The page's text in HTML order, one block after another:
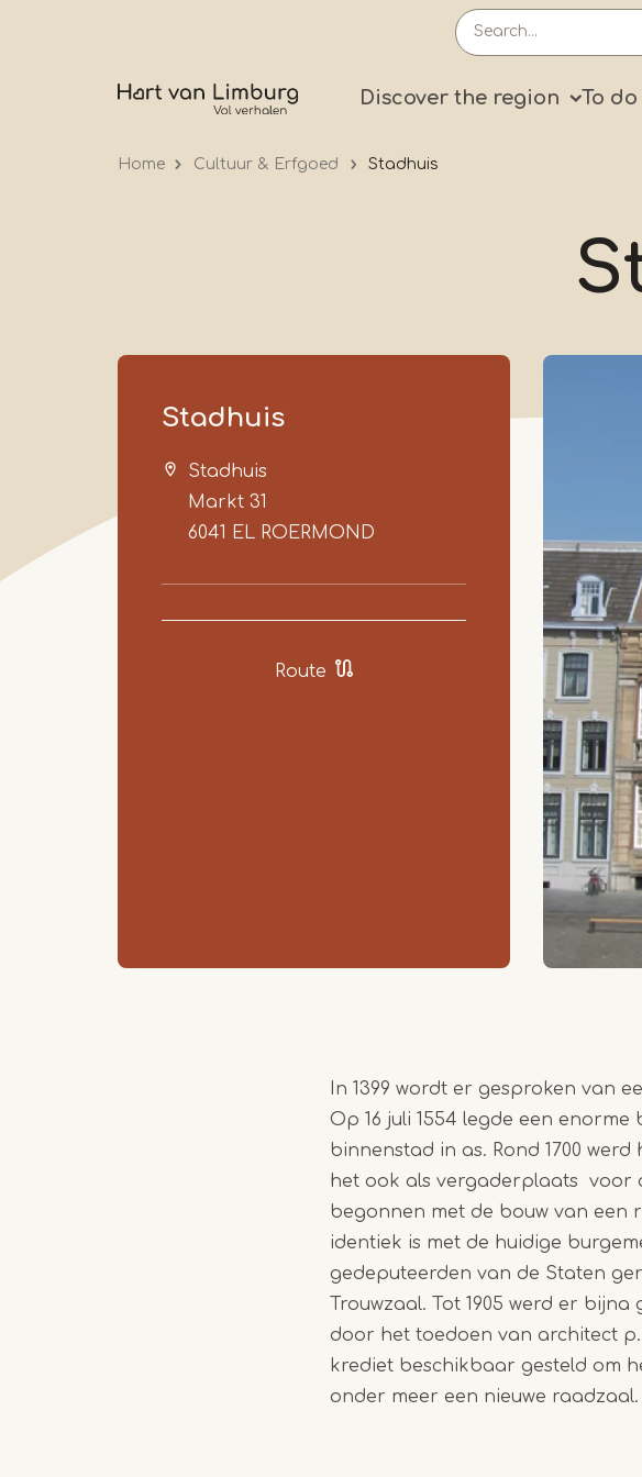
Primary
Discover the region To do
Home Cultuur & Erfgoed Stadhuis
Stadhuis
Stadhuis
Markt 31
6041 EL ROERMOND
Route
In 1399 wordt er gesproken van
Op 16 juli 1554 legde een
binnenstad in as. Rond 1700
het ook als vergaderplaats voor
begonnen met de bouw van een
identiek is met de huidige
gedeputeerden van de Staten
Trouwzaal. Tot 1905 werd er
door het toedoen van architect p.
krediet beschikbaar gesteld om
onder meer een nieuwe raadzaal.